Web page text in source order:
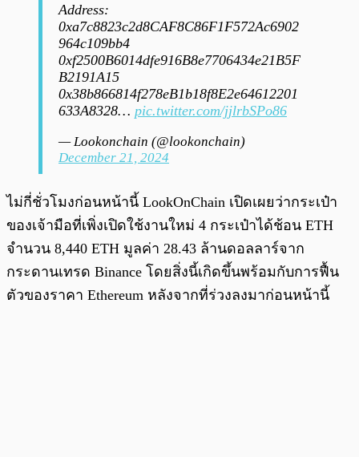
Address:
0xa7c8823c2d8CAF8C86F1F572Ac6902
964c109bb4
0xf2500B6014dfe916B8e7706434e21B5F
B2191A15
0x38b866814f278eB1b18f8E2e64612201
633A8328… pic.twitter.com/jjlrbSPo86
— Lookonchain (@lookonchain)
December 21, 2024
ไม่กี่ชั่วโมงก่อนหน้านี้ LookOnChain เปิดเผยว่ากระเป๋า
ของเจ้ามือที่เพิ่งเปิดใช้งานใหม่ 4 กระเป๋าได้ช้อน ETH
จำนวน 8,440 ETH มูลค่า 28.43 ล้านดอลลาร์จาก
กระดานเทรด Binance โดยสิ่งนี้เกิดขึ้นพร้อมกับการฟื้น
ตัวของราคา Ethereum หลังจากที่ร่วงลงมาก่อนหน้านี้